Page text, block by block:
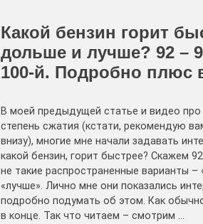
Какой бензин горит
дольше и лучше? 92 –
100-й. Подробно плюс
В моей предыдущей статье и видео про
степень сжатия (кстати, рекомендую
внизу), многие мне начали задавать
какой бензин, горит быстрее? Скажем
не такие распространенные варианты –
«лучше». Лично мне они показались
подробно подумать об этом. Как
в конце. Так что читаем – смотрим …